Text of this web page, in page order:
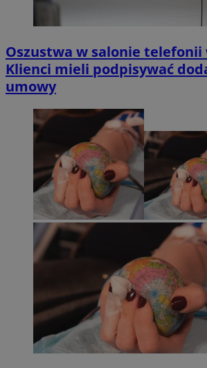
Oszustwa w salonie telefonii
Klienci mieli podpisywać
umowy